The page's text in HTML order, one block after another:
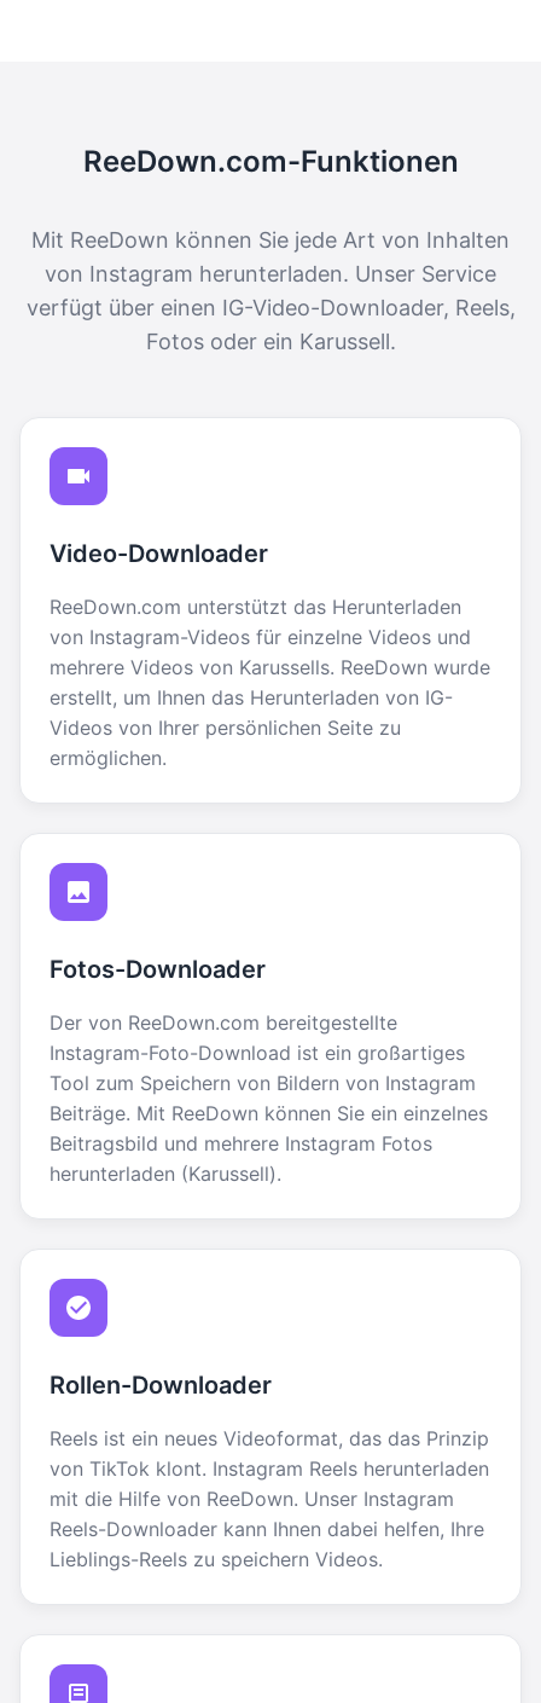
ReeDown.com-Funktionen
Mit ReeDown können Sie jede Art von Inhalten
von Instagram herunterladen. Unser Service
verfügt über einen IG-Video-Downloader, Reels,
Fotos oder ein Karussell.
Video-Downloader
ReeDown.com unterstützt das Herunterladen
von Instagram-Videos für einzelne Videos und
mehrere Videos von Karussells. ReeDown wurde
erstellt, um Ihnen das Herunterladen von IG-
Videos von Ihrer persönlichen Seite zu
ermöglichen.
Fotos-Downloader
Der von ReeDown.com bereitgestellte
Instagram-Foto-Download ist ein großartiges
Tool zum Speichern von Bildern von Instagram
Beiträge. Mit ReeDown können Sie ein einzelnes
Beitragsbild und mehrere Instagram Fotos
herunterladen (Karussell).
Rollen-Downloader
Reels ist ein neues Videoformat, das das Prinzip
von TikTok klont. Instagram Reels herunterladen
mit die Hilfe von ReeDown. Unser Instagram
Reels-Downloader kann Ihnen dabei helfen, Ihre
Lieblings-Reels zu speichern Videos.